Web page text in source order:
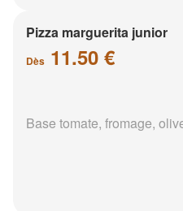
Pizza marguerita junior
Dès 11.50 €
Base tomate, fromage,